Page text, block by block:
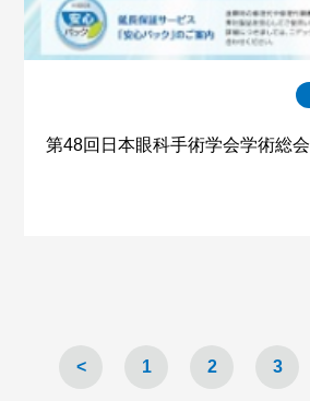
第48回日本眼科手術学会学術総会
< 1 2 3